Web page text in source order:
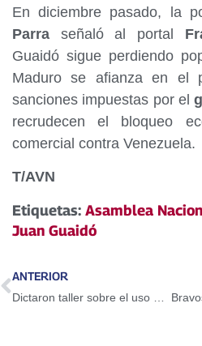
En diciembre pasado, la
Parra señaló al portal
Guaidó sigue perdiendo
Maduro se afianza en el
sanciones impuestas por el
recrudecen el bloqueo
comercial contra Venezuela.
T/AVN
Etiquetas: Asamblea
Juan Guaidó
ANTERIOR